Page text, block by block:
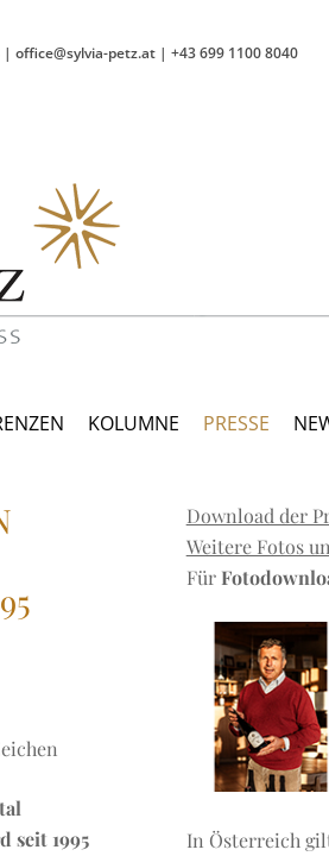
| office@sylvia-petz.at | +43 699 1100 8040
KOLUMNE PRESSE
seit 1995
Download der
Weitere Fotos
Für
In Österreich